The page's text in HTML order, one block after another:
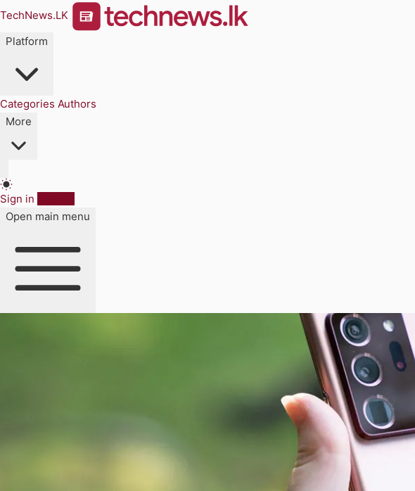
TechNews.LK
Platform
Categories Authors
More
Sign in
Open main menu